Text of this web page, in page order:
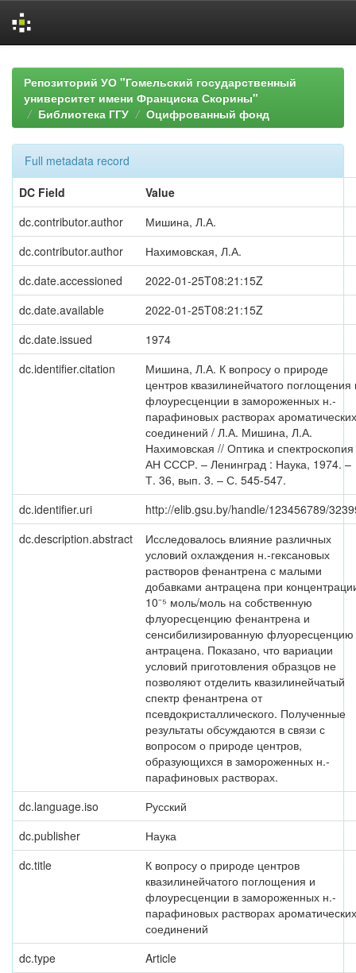
navigationРепозиторий УО "Гомельский государственный
университет имени Франциска Скорины"
Библиотека ГГУ
Оцифрованный фонд
Full metadata record
DC Field
Value
dc.contributor.author
Мишина, Л.А.
dc.contributor.author
Нахимовская, Л.А.
dc.date.accessioned
2022-01-25T08:21:15Z
dc.date.available
2022-01-25T08:21:15Z
dc.date.issued
1974
dc.identifier.citation
Мишина, Л.А. К вопросу о природе
центров квазилинейчатого поглощения
флоуресценции в замороженных н.-
парафиновых растворах ароматических
соединений / Л.А. Мишина, Л.А.
Нахимовская // Оптика и
АН СССР. – Ленинград : Наука, 1974. –
Т. 36, вып. 3. – С. 545-547.
dc.identifier.uri
http://elib.gsu.by/handle/123456789/
dc.description.abstract
Исследовалось влияние различных
условий охлаждения н.-гексановых
растворов фенантрена с малыми
добавками антрацена при
10⁻⁵ моль/моль на собственную
флуоресценцию фенантрена и
сенсибилизированную флуоресценцию
антрацена. Показано, что вариации
условий приготовления образцов не
позволяют отделить квазилинейчатый
спектр фенантрена от
псевдокристаллического. Полученные
результаты обсуждаются в связи с
вопросом о природе центров,
образующихся в замороженных н.-
парафиновых растворах.
dc.language.iso
Русский
dc.publisher
Наука
dc.title
К вопросу о природе центров
квазилинейчатого поглощения и
флоуресценции в замороженных н.-
парафиновых растворах ароматических
соединений
dc.type
Article